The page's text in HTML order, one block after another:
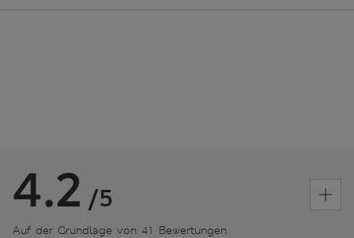
4.2 /5
Auf der Grundlage von 41 Bewertungen